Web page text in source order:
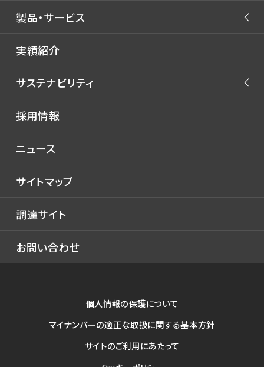
拠点一覧
JMUの注力技術
新燃料
洋上風力浮体
海洋・エンジニアリング事業
開発体制
GREEN & SMART
WORKS LABORATORY
生産センター
技術開発
氷海技術
テクニカルレビュー
テクニカルレビュー
製品・サービス
製品
バルクキャリア
自動車運搬船
艦艇
修理・改造
エンジニアリング
実績紹介
サステナビリティ
環境
ガバナンス
採用情報
ニュース
サイトマップ
調達サイト
お問い合わせ
個人情報の保護について
マイナンバーの適正な取扱に関する基本方針
サイトのご利用にあたって